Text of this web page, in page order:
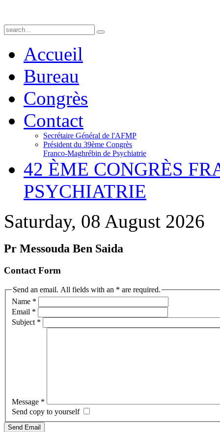
Accueil
Bureau
Congrès
Contact
Secrétaire Général de l'AFMP
Président du 39ème Congrès
Franco-Maghrébin de Psychiatrie
42 ÈME CONGRÈS
PSYCHIATRIE
Saturday, 08 August 2026
Pr Messouda Ben Saida
Contact Form
Send an email. All fields with an * are required.
Name *
Email *
Subject *
Message *
Send copy to yourself
Send Email